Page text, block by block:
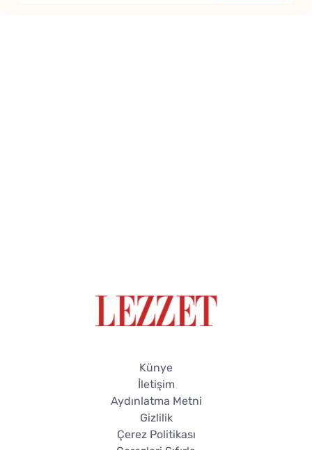
Künye
İletişim
Aydınlatma Metni
Gizlilik
Çerez Politikası